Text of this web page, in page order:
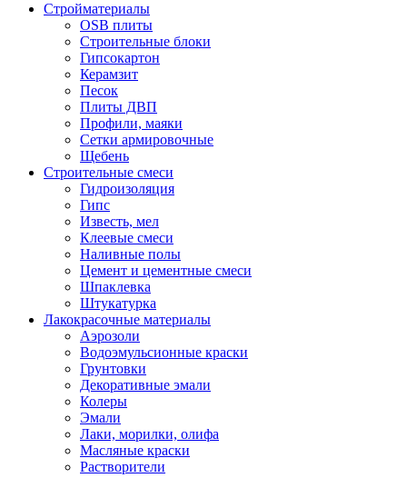
Стройматериалы
OSB плиты
Строительные блоки
Гипсокартон
Керамзит
Песок
Плиты ДВП
Профили, маяки
Сетки армировочные
Щебень
Строительные смеси
Гидроизоляция
Гипс
Известь, мел
Клеевые смеси
Наливные полы
Цемент и цементные смеси
Шпаклевка
Штукатурка
Лакокрасочные материалы
Аэрозоли
Водоэмульсионные краски
Грунтовки
Декоративные эмали
Колеры
Эмали
Лаки, морилки, олифа
Масляные краски
Растворители